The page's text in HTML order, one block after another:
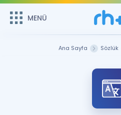
MENÜ
Sepetin Şu
Remzi Hoca ile seni sınava
bekliyor!
MENÜ
Ana Sayfa Sözlük